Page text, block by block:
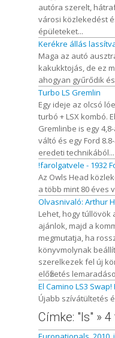
autóra szerelt,
városi közlekedést
épületeket...
Kerékre állás
Maga az autó
kakukktojás, de ez
ahogyan gyűrődik
Turbo LS Gremlin
Egy ideje az olcsó
turbó + LSX kombó.
Gremlinbe is egy
váltó és egy Ford
eredeti technikából...
!farolgatvele - 1932
Az Owls Head
a több mint 80 éves
Olvasnivaló: Arthur
Lehet, hogy túllövök
ajánlok, majd a
megmutatja, ha
könyvmolynak
szerelkezek fel új
előfizetés
El Camino LS3
Újabb szívátültetés
Címke: "ls" »